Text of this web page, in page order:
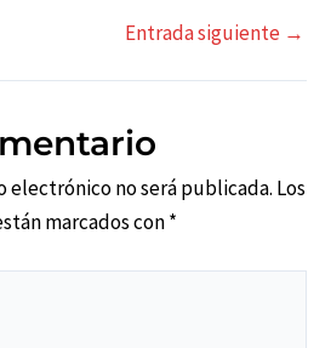
Entrada siguiente →
electrónico no será publicada. Los
marcados con*